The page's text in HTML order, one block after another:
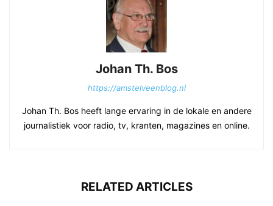
Johan Th. Bos
https://amstelveenblog.nl
Johan Th. Bos heeft lange ervaring in de lokale en andere
journalistiek voor radio, tv, kranten, magazines en online.
RELATED ARTICLES